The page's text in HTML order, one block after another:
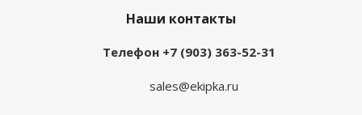
Наши контакты
Телефон +7 (903) 363-52-31
sales@ekipka.ru